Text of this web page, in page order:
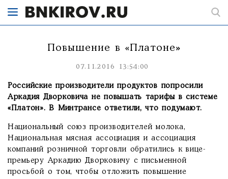
Повышение в «Платоне»
07.11.2016 13:54:00
Российские производители продуктов попросили
Аркадия Дворковича не повышать тарифы в системе
«Платон». В Минтрансе ответили, что подумают.
Национальный союз производителей молока,
Национальная мясная ассоциация и ассоциация
компаний розничной торговли обратились к вице-
премьеру Аркадию Дворковичу с письменной
просьбой о том, чтобы отложить повышение